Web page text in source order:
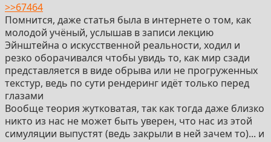
>>67464
Помнится, даже статья была в интернете о том, как
молодой учёный, услышав в записи лекцию
Эйнштейна о искусственной реальности, ходил и
резко оборачивался чтобы увидь то, как мир сзади
представляется в виде обрыва или не прогруженных
текстур, ведь по сути рендеринг идёт только перед
глазами
Вообще теория жутковатая, так как тогда даже близко
никто из нас не может быть уверен, что нас из этой
симуляции выпустят (ведь закрыли в ней зачем то)... и